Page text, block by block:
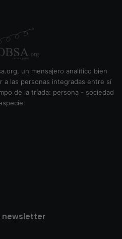
un mensajero analítico bien
a las personas integradas entre sí
de la tríada: persona - sociedad
newsletter